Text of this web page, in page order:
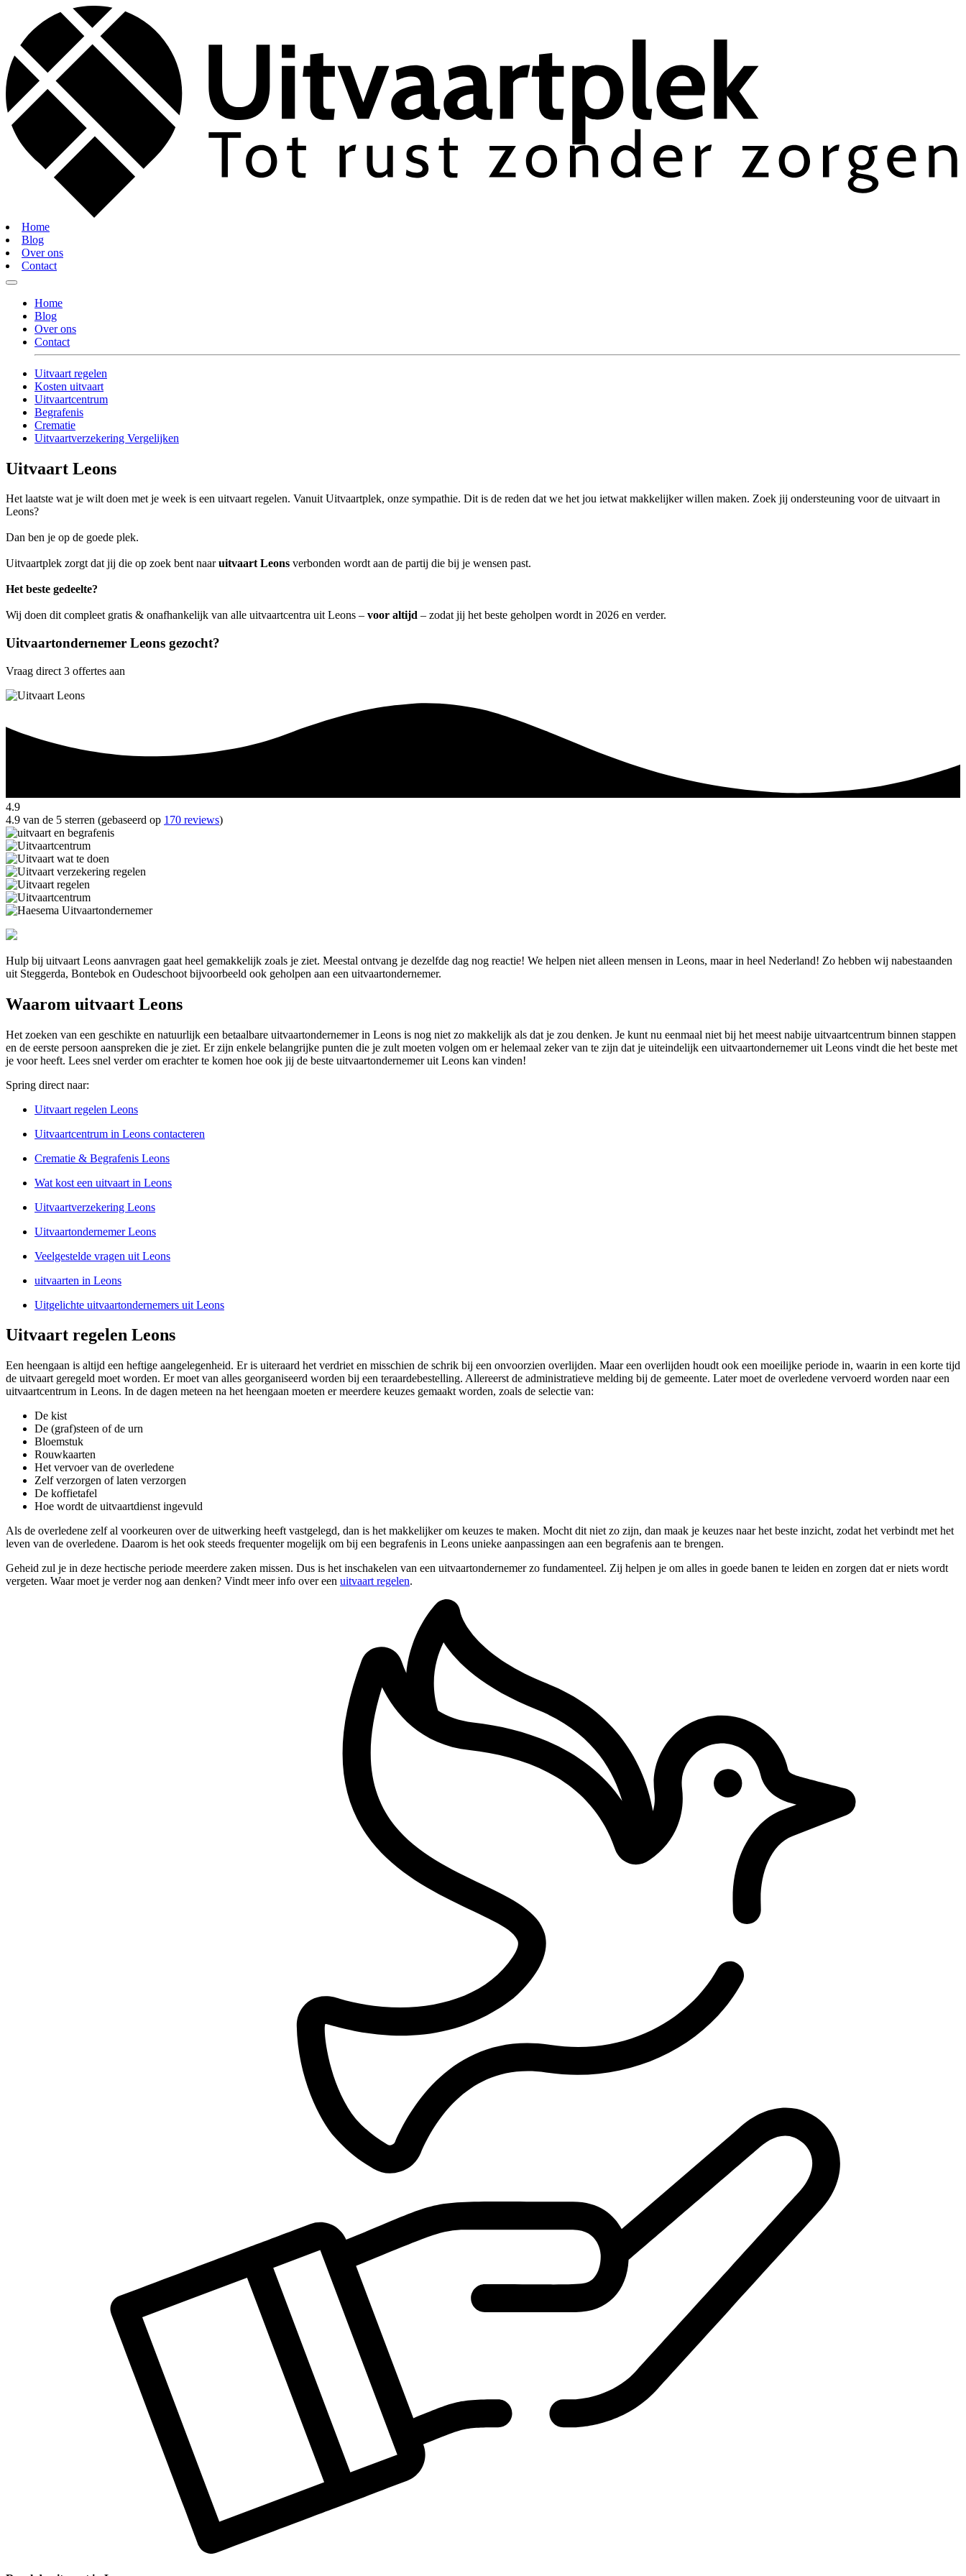
Home
Blog
Over ons
Contact
Home
Blog
Over ons
Contact
Uitvaart regelen
Kosten uitvaart
Uitvaartcentrum
Begrafenis
Crematie
Uitvaartverzekering Vergelijken
Uitvaart Leons
Het laatste wat je wilt doen met je week is een uitvaart regelen. Vanuit Uitvaartplek, onze sympathie. Dit is de reden dat we het jou ietwat makkelijker willen maken. Zoek jij ondersteuning voor de uitvaart in
Leons?
Dan ben je op de goede plek.
Uitvaartplek zorgt dat jij die op zoek bent naaruitvaart Leons verbonden wordt aan de partij die bij je wensen past.
Het beste gedeelte?
Wij doen dit compleet gratis & onafhankelijk van alle uitvaartcentra uit Leons – voor altijd – zodat jij het beste geholpen wordt in 2026 en verder.
Uitvaartondernemer Leons gezocht?
Vraag direct 3 offertes aan
4.9
4.9 van de 5 sterren (gebaseerd op 170 reviews)
Hulp bij uitvaart Leons aanvragen gaat heel gemakkelijk zoals je ziet. Meestal ontvang je dezelfde dag nog reactie! We helpen niet alleen mensen in Leons, maar in heel Nederland! Zo hebben wij nabestaanden
uit Steggerda, Bontebok en Oudeschoot bijvoorbeeld ook geholpen aan een uitvaartondernemer.
Waarom uitvaart Leons
Het zoeken van een geschikte en natuurlijk een betaalbare uitvaartondernemer in Leons is nog niet zo makkelijk als dat je zou denken. Je kunt nu eenmaal niet bij het meest nabije uitvaartcentrum binnen stappen
en de eerste persoon aanspreken die je ziet. Er zijn enkele belangrijke punten die je zult moeten volgen om er helemaal zeker van te zijn dat je uiteindelijk een uitvaartondernemer uit Leons vindt die het beste met
je voor heeft. Lees snel verder om erachter te komen hoe ook jij de beste uitvaartondernemer uit Leons kan vinden!
Spring direct naar:
Uitvaart regelen Leons
Uitvaartcentrum in Leons contacteren
Crematie & Begrafenis Leons
Wat kost een uitvaart in Leons
Uitvaartverzekering Leons
Uitvaartondernemer Leons
Veelgestelde vragen uit Leons
uitvaarten in Leons
Uitgelichte uitvaartondernemers uit Leons
Uitvaart regelen Leons
Een heengaan is altijd een heftige aangelegenheid. Er is uiteraard het verdriet en misschien de schrik bij een onvoorzien overlijden. Maar een overlijden houdt ook een moeilijke periode in, waarin in een korte tijd
de uitvaart geregeld moet worden. Er moet van alles georganiseerd worden bij een teraardebestelling. Allereerst de administratieve melding bij de gemeente. Later moet de overledene vervoerd worden naar een
uitvaartcentrum in Leons. In de dagen meteen na het heengaan moeten er meerdere keuzes gemaakt worden, zoals de selectie van:
De kist
De (graf)steen of de urn
Bloemstuk
Rouwkaarten
Het vervoer van de overledene
Zelf verzorgen of laten verzorgen
De koffietafel
Hoe wordt de uitvaartdienst ingevuld
Als de overledene zelf al voorkeuren over de uitwerking heeft vastgelegd, dan is het makkelijker om keuzes te maken. Mocht dit niet zo zijn, dan maak je keuzes naar het beste inzicht, zodat het verbindt met het
leven van de overledene. Daarom is het ook steeds frequenter mogelijk om bij een begrafenis in Leons unieke aanpassingen aan een begrafenis aan te brengen.
Geheid zul je in deze hectische periode meerdere zaken missen. Dus is het inschakelen van een uitvaartondernemer zo fundamenteel. Zij helpen je om alles in goede banen te leiden en zorgen dat er niets wordt
vergeten. Waar moet je verder nog aan denken? Vindt meer info over een uitvaart regelen.